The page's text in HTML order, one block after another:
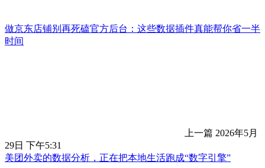
做京东店铺别再死磕官方后台：这些数据插件真能帮你省一半
时间
上一篇 2026年5月
29日 下午5:31
美团外卖的数据分析，正在把本地生活跑成“数字引擎”